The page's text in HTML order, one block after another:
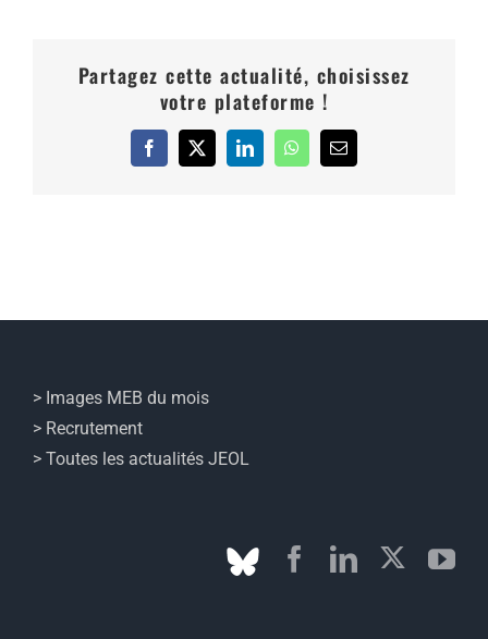
Partagez cette actualité, choisissez
votre plateforme !
Facebook
X LinkedInWhatsApp
Email
> Images MEB du mois
> Recrutement
> Toutes les actualités JEOL